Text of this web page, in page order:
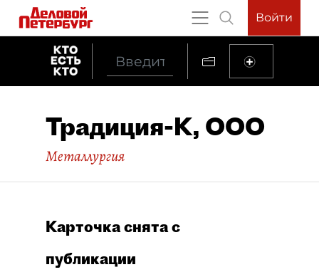
Войти
Традиция-К, ООО
Металлургия
Карточка снята с
публикации